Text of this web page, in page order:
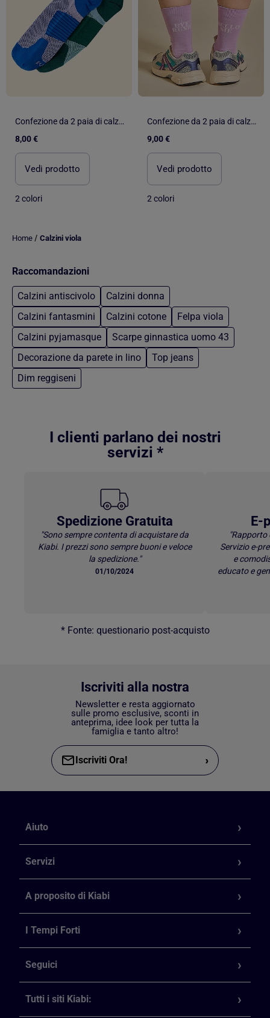
Confezione da 2 paia di calze alte - (ekstract)
8,00 €
Vedi prodotto
2 colori
Confezione da 2 paia di calze alte - (ekstract)
9,00 €
Vedi prodotto
2 colori
Home / Calzini viola
Raccomandazioni
Calzini antiscivolo
Calzini donna
Calzini fantasmini
Calzini cotone
Felpa viola
Calzini pyjamasque
Scarpe ginnastica uomo 43
Decorazione da parete in lino
Top jeans
Dim reggiseni
I clienti parlano dei nostri
servizi *
Spedizione Gratuita
"Sono sempre contenta di acquistare da
Kiabi. I prezzi sono sempre buoni e veloce
la spedizione."
01/10/2024
E-
Servizio e-
e
educato e
* Fonte: questionario post-acquisto
Iscriviti alla nostra
Newsletter e resta aggiornato
sulle promo esclusive, sconti in
anteprima, idee look per tutta la
famiglia e tanto altro!
Iscriviti Ora! ›
Aiuto
Servizi
A proposito di Kiabi
I Tempi Forti
Seguici
Tutti i siti Kiabi: